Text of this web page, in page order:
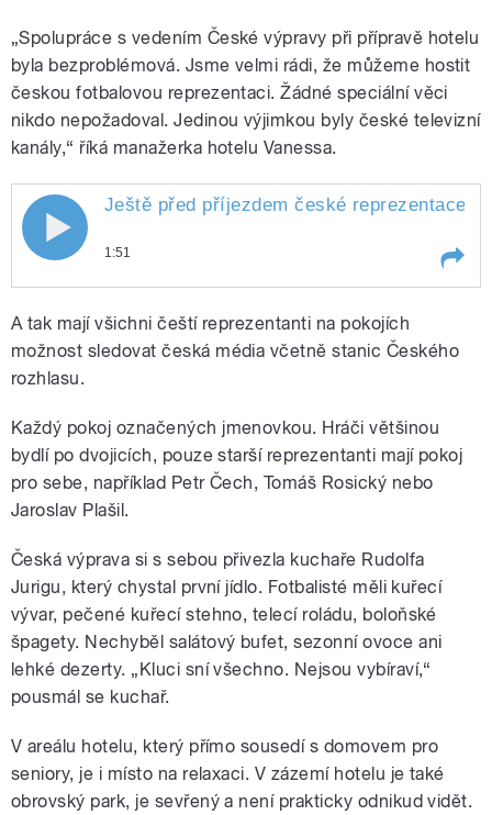
„Spolupráce s vedením České výpravy při přípravě hotelu
byla bezproblémová. Jsme velmi rádi, že můžeme hostit
českou fotbalovou reprezentaci. Žádné speciální věci
nikdo nepožadoval. Jedinou výjimkou byly české televizní
kanály,“ říká manažerka hotelu Vanessa.
pause
Ještě před příjezdem české reprezentace
1:51
reprezentace byl v hotelu reportér
ČRo Mirko
A tak mají všichni čeští reprezentanti na pokojích
možnost sledovat česká média včetně stanic Českého
rozhlasu.
Každý pokoj označených jmenovkou. Hráči většinou
bydlí po dvojicích, pouze starší reprezentanti mají pokoj
pro sebe, například Petr Čech, Tomáš Rosický nebo
Jaroslav Plašil.
Česká výprava si s sebou přivezla kuchaře Rudolfa
Jurigu, který chystal první jídlo. Fotbalisté měli kuřecí
vývar, pečené kuřecí stehno, telecí roládu, boloňské
špagety. Nechyběl salátový bufet, sezonní ovoce ani
lehké dezerty. „Kluci sní všechno. Nejsou vybíraví,“
pousmál se kuchař.
V areálu hotelu, který přímo sousedí s domovem pro
seniory, je i místo na relaxaci. V zázemí hotelu je také
obrovský park, je sevřený a není prakticky odnikud vidět.